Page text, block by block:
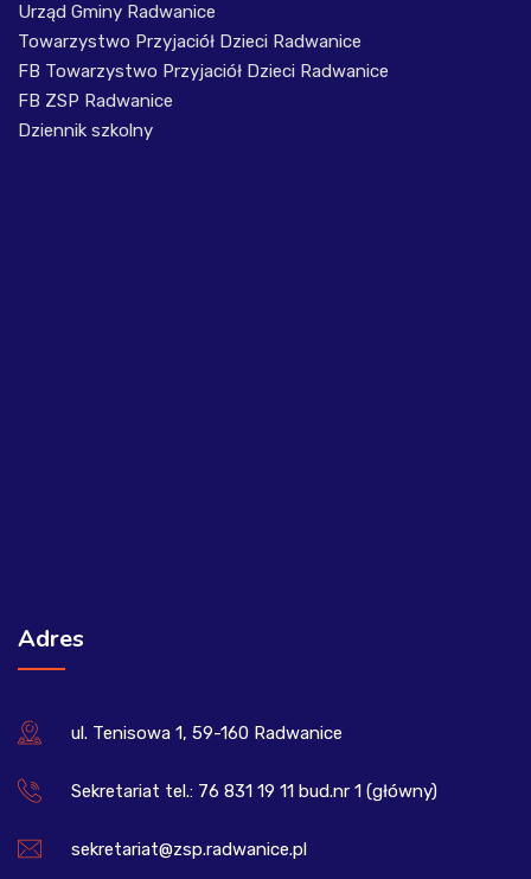
Urząd Gminy Radwanice
Towarzystwo Przyjaciół Dzieci Radwanice
FB Towarzystwo Przyjaciół Dzieci Radwanice
FB ZSP Radwanice
Dziennik szkolny
Adres
ul. Tenisowa 1, 59-160 Radwanice
Sekretariat tel.: 76 831 19 11 bud.nr 1 (główny)
sekretariat@zsp.radwanice.pl